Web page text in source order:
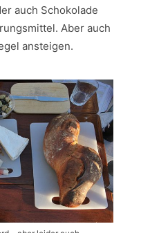
auch Schokolade
Aber auch
ansteigen.